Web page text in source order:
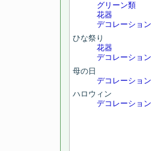
グリーン類
花器
デコレーション
ひな祭り
花器
デコレーション
母の日
デコレーション
ハロウィン
デコレーション